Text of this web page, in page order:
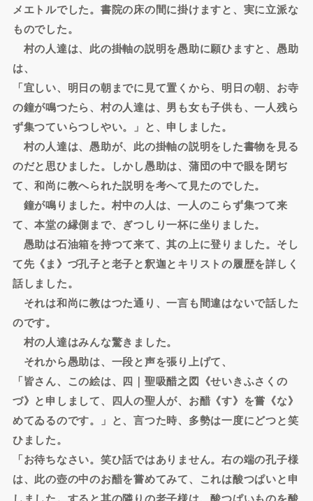
メエトルでした。書院の床の間に掛けますと、実に立派な
ものでした。
村の人達は、此の掛軸の説明を愚助に願ひますと、愚助
は、
「宜しい、明日の朝までに見て置くから、明日の朝、お寺
の鐘が鳴つたら、村の人達は、男も女も子供も、一人残ら
ず集つていらつしやい。」と、申しました。
村の人達は、愚助が、此の掛軸の説明をした書物を見る
のだと思ひました。しかし愚助は、蒲団の中で眼を閉ぢ
て、和尚に教へられた説明を考へて見たのでした。
鐘が鳴りました。村中の人は、一人のこらず集つて来
て、本堂の縁側まで、ぎつしり一杯に坐りました。
愚助は石油箱を持つて来て、其の上に登りました。そし
て先《ま》づ孔子と老子と釈迦とキリストの履歴を詳しく
話しました。
それは和尚に教はつた通り、一言も間違はないで話した
のです。
村の人達はみんな驚きました。
それから愚助は、一段と声を張り上げて、
「皆さん、この絵は、四｜聖吸醋之図《せいきふさくの
づ》と申しまして、四人の聖人が、お醋《す》を嘗《な》
めてゐるのです。」と、言つた時、多勢は一度にどつと笑
ひました。
「お待ちなさい。笑ひ話ではありません。右の端の孔子様
は、此の壺の中のお醋を嘗めてみて、これは酸つぱいと申
しました。すると其の隣りの老子様は、酸つぱいものを酸